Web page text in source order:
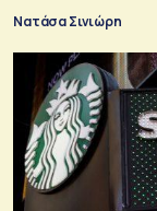
Νατάσα Σινιώρη